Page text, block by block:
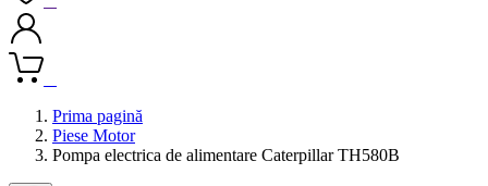
Prima pagină
Piese Motor
Pompa electrica de alimentare Caterpillar TH580B